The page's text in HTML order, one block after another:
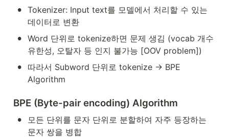
• Tokenizer: Input text를 모델에서 처리할 수 있는
데이터로 변환
• Word 단위로 tokenize하면 문제 생김 (vocab 개수
유한성, 오탈자 등 인지 불가능 [OOV problem])
•
따라서 Subword 단위로 tokenize → BPE
Algorithm
BPE (Byte-pair encoding) Algorithm
•
모든 단위를 문자 단위로 분할하여 자주 등장하는
문자 쌍을 병합